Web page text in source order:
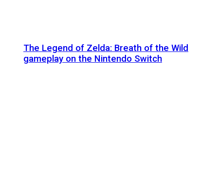
The Legend of Zelda: Breath of the Wild
gameplay on the Nintendo Switch